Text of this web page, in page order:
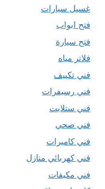
غسيل سيارات
فتح ابواب
فتح سيارة
فلاتر مياه
فني تكييف
فني رسيفرات
فني ستلايت
فني صحي
فني كاميرات
فني كهربائي منازل
فني مكيفات